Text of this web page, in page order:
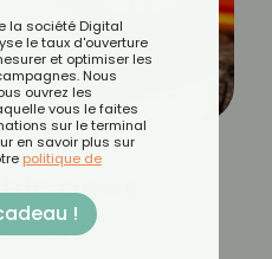
pour
la société Digital
le taux d'ouverture
et optimiser les
Nous
ouvrez les
vous le faites
sur le terminal
en savoir plus sur
politique de
!